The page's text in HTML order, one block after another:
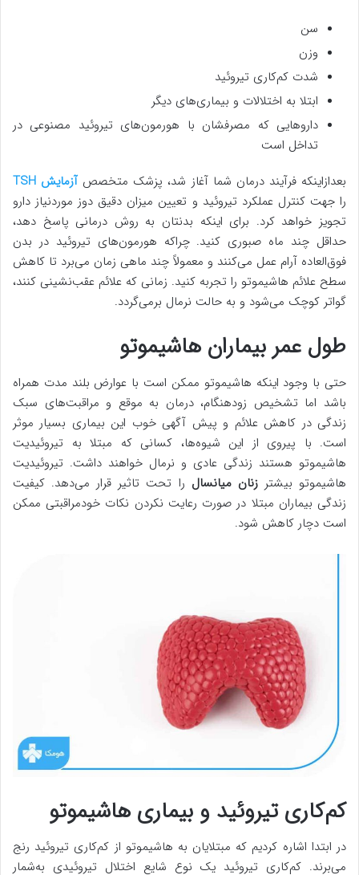
سن
وزن
شدت کم‌کاری تیروئید
ابتلا به اختلالات و بیماری‌های دیگر
داروهایی که مصرفشان با هورمون‌های تیروئید مصنوعی در
تداخل است
بعدازاینکه فرآیند درمان شما آغاز شد، پزشک متخصصآزمایش TSH
را جهت کنترل عملکرد تیروئید و تعیین میزان دقیق دوز موردنیاز دارو
تجویز خواهد کرد. برای اینکه بدنتان به روش درمانی پاسخ دهد،
حداقل چند ماه صبوری کنید. چراکه هورمون‌های تیروئید در بدن
فوق‌العاده آرام عمل می‌کنند و معمولاً چند ماهی زمان می‌برد تا کاهش
سطح علائم هاشیموتو را تجربه کنید. زمانی که علائم عقب‌نشینی کنند،
گواتر کوچک می‌شود و به حالت نرمال برمی‌گردد.
طول عمر بیماران هاشیموتو
حتی با وجود اینکه هاشیموتو ممکن است با عوارض بلند مدت همراه
باشد اما تشخیص زودهنگام، درمان به موقع و مراقبت‌های سبک
زندگی در کاهش علائم و پیش آگهی خوب این بیماری بسیار موثر
است. با پیروی از این شیوه‌ها، کسانی که مبتلا به تیروئیدیت
هاشیموتو هستند زندگی عادی و نرمال خواهند داشت. تیروئیدیت
هاشیموتو بیشتر زنان میانسال را تحت تاثیر قرار می‌دهد. کیفیت
زندگی بیماران مبتلا در صورت رعایت نکردن نکات خودمراقبتی ممکن
است دچار کاهش شود.
کم‌کاری تیروئید و بیماری هاشیموتو
در ابتدا اشاره کردیم که مبتلایان به هاشیموتو از کم‌کاری تیروئید رنج
می‌برند. کم‌کاری تیروئید یک نوع شایع اختلال تیروئیدی به‌شمار